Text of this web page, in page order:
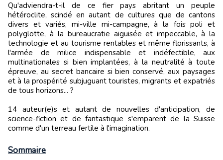
Qu'adviendra-t-il de ce fier pays abritant un peuple
hétéroclite, scindé en autant de cultures que de cantons
divers et variés, mi-ville mi-campagne, à la fois poli et
polyglotte, à la bureaucratie aiguisée et impeccable, à la
technologie et au tourisme rentables et même florissants, à
l'armée de milice indispensable et indéfectible, aux
multinationales si bien implantées, à la neutralité à toute
épreuve, au secret bancaire si bien conservé, aux paysages
et à la prospérité subjuguant touristes, migrants et expatriés
de tous horizons... ?
14 auteur(e)s et autant de nouvelles d'anticipation, de
science-fiction et de fantastique s'emparent de la Suisse
comme d'un terreau fertile à l'imagination.
Sommaire